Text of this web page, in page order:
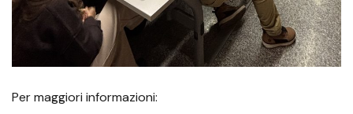
Per maggiori informazioni: